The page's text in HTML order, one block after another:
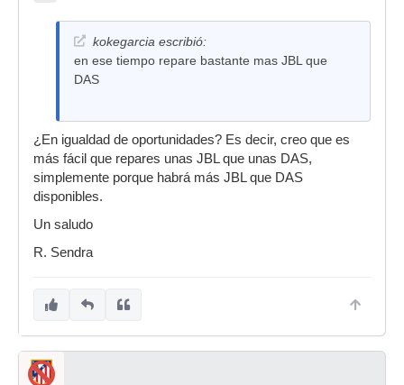
kokegarcia escribió:
en ese tiempo repare bastante mas JBL que
DAS
¿En igualdad de oportunidades? Es decir, creo que es
más fácil que repares unas JBL que unas DAS,
simplemente porque habrá más JBL que DAS
disponibles.
Un saludo
R. Sendra